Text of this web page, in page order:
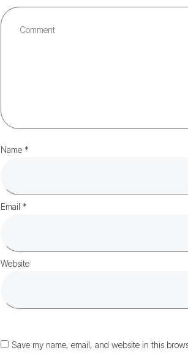
Name *
Email *
Website
Save my name, email, and website in this